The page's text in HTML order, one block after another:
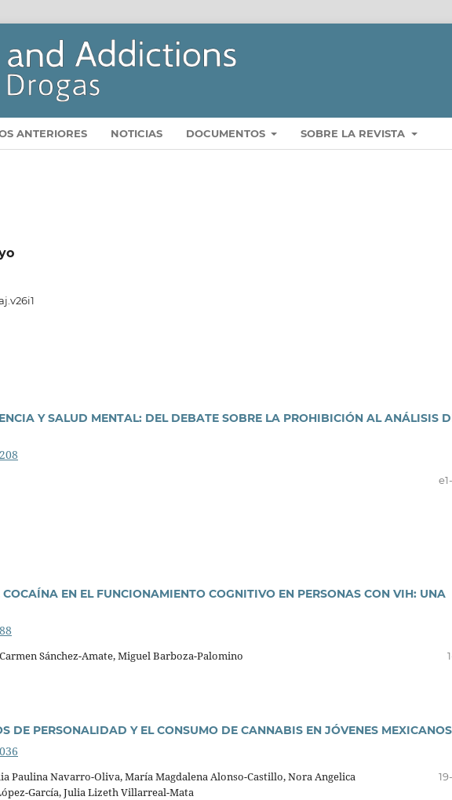
ANTERIORES NOTICIAS DOCUMENTOS SOBRE LA REVISTA
Y SALUD MENTAL: DEL DEBATE SOBRE LA PROHIBICIÓN AL ANÁLISIS
COCAÍNA EN EL FUNCIONAMIENTO COGNITIVO EN PERSONAS CON VIH: UNA
Sánchez-Amate, Miguel Barboza-Palomino
DE PERSONALIDAD Y EL CONSUMO DE CANNABIS EN JÓVENES MEXICANOS
Paulina Navarro-Oliva, Marí­a Magdalena Alonso-Castillo, Nora Angelica
Garcí­a, Julia Lizeth Villarreal-Mata